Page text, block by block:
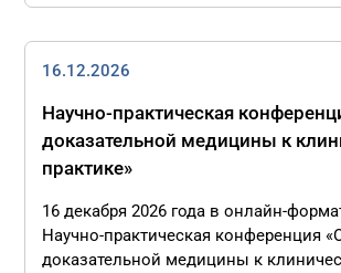
16.12.2026
Научно-практическая
доказательной медицины к
практике»
16 декабря 2026 года в онлайн-
Научно-практическая конференция
доказательной медицины к